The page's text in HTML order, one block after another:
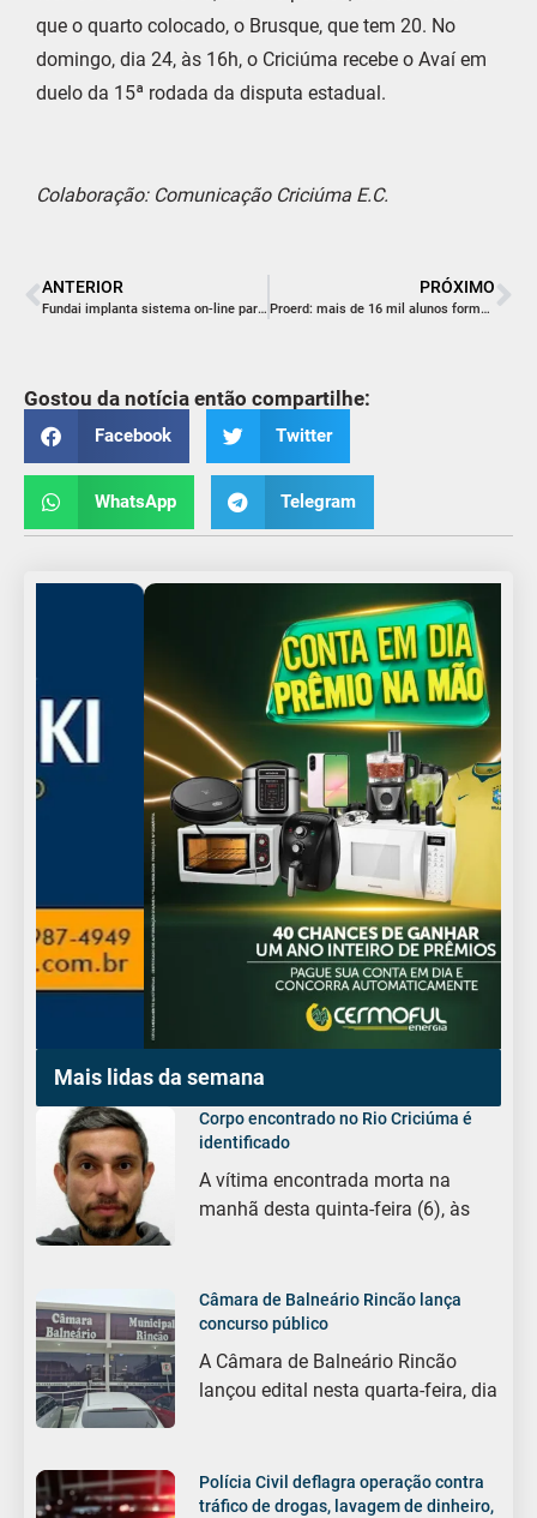
que o quarto colocado, o Brusque, que tem 20. No
domingo, dia 24, às 16h, o Criciúma recebe o Avaí em
duelo da 15ª rodada da disputa estadual.
Colaboração: Comunicação Criciúma E.C.
ANTERIOR
Fundai implanta sistema on-line para licenciamento ambiental
PRÓXIMO
Proerd: mais de 16 mil alunos formados em Içara
Gostou da notícia então compartilhe:
Facebook Twitter
WhatsApp Telegram
Mais lidas da semana
Corpo encontrado no Rio Criciúma é
identificado
A vítima encontrada morta na
manhã desta quinta-feira (6), às
Câmara de Balneário Rincão lança
concurso público
A Câmara de Balneário Rincão
lançou edital nesta quarta-feira, dia
Polícia Civil deflagra operação contra
tráfico de drogas, lavagem de dinheiro,